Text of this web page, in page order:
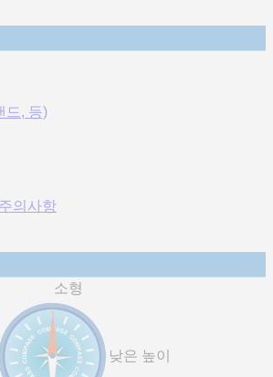
드, 등)
의사항
소형
낮은 높이